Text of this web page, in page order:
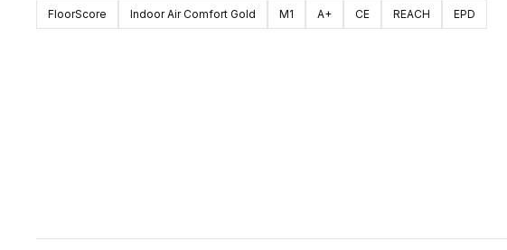
FloorScore Indoor Air Comfort Gold M1 A+ CE REACH EPD